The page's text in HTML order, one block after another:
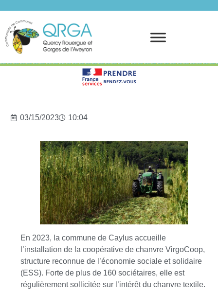
03/15/2023 10:04
En 2023, la commune de Caylus accueille
l’installation de la coopérative de chanvre VirgoCoop,
structure reconnue de l’économie sociale et solidaire
(ESS). Forte de plus de 160 sociétaires, elle est
régulièrement sollicitée sur l’intérêt du chanvre textile.